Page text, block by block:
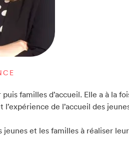
familles d’accueil. Elle a à la
l’expérience de l’accueil des
jeunes et les familles à réaliser